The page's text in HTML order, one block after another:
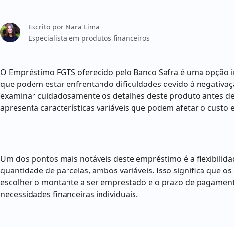
Escrito por Nara Lima
Especialista em produtos financeiros
O Empréstimo FGTS oferecido pelo Banco Safra é uma
que podem estar enfrentando dificuldades devido à
examinar cuidadosamente os detalhes deste produto antes
apresenta características variáveis que podem afetar o custo
Um dos pontos mais notáveis deste empréstimo é a
quantidade de parcelas, ambos variáveis. Isso significa que
escolher o montante a ser emprestado e o prazo de
necessidades financeiras individuais.